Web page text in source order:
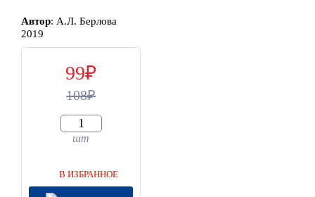
Автор: А.Л. Берлова
2019
99
108
шт
В ИЗБРАННОЕ